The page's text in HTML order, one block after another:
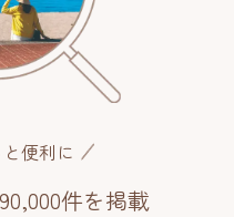
便利に
件を掲載